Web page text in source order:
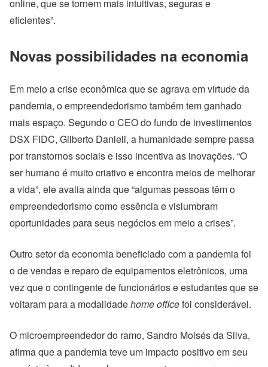
online, que se tornem mais intuitivas, seguras e
eficientes”.
Novas possibilidades na economia
Em meio a crise econômica que se agrava em virtude da
pandemia, o empreendedorismo também tem ganhado
mais espaço. Segundo o CEO do fundo de investimentos
DSX FIDC, Gilberto Danieli, a humanidade sempre passa
por transtornos sociais e isso incentiva as inovações. “O
ser humano é muito criativo e encontra meios de melhorar
a vida”, ele avalia ainda que “algumas pessoas têm o
empreendedorismo como essência e vislumbram
oportunidades para seus negócios em meio a crises”.
Outro setor da economia beneficiado com a pandemia foi
o de vendas e reparo de equipamentos eletrônicos, uma
vez que o contingente de funcionários e estudantes que se
voltaram para a modalidadehome officefoi considerável.
O microempreendedor do ramo, Sandro Moisés da Silva,
afirma que a pandemia teve um impacto positivo em seu